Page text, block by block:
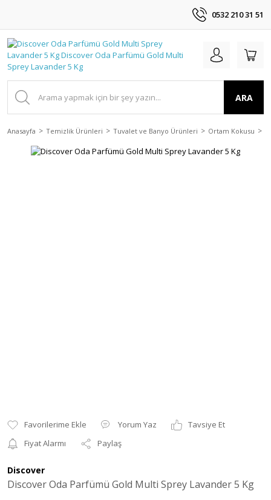
0532 210 31 51
ARA
Anasayfa Temizlik Ürünleri Tuvalet ve Banyo Ürünleri Ortam Kokusu
Yorum Yaz
Tavsiye Et
Fiyat Alarmı
Paylaş
Discover
Discover Oda Parfümü Gold Multi Sprey Lavander 5 Kg